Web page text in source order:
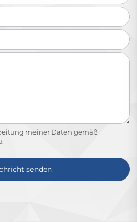
meiner Daten gemäß
senden